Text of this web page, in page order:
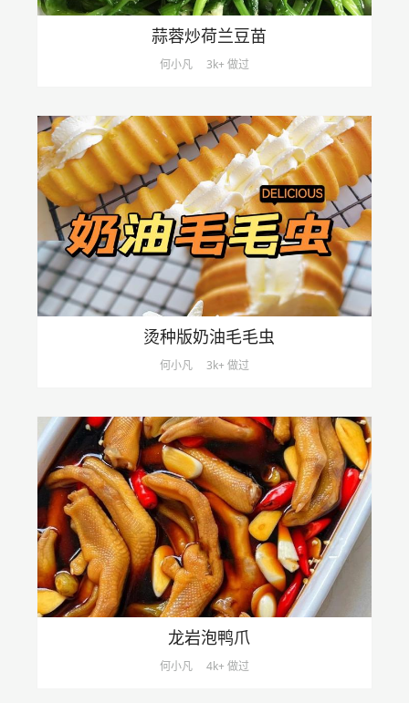
蒜蓉炒荷兰豆苗
何小凡 3k+ 做过
烫种版奶油毛毛虫
何小凡 3k+ 做过
龙岩泡鸭爪
何小凡 4k+ 做过